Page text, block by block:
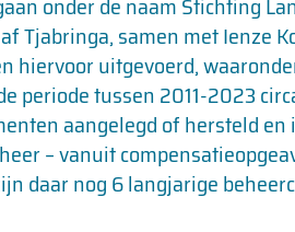
Tjabringa, samen met Ienze
hiervoor uitgevoerd,
periode tussen 2011-2023
aangelegd of hersteld
– vanuit
daar nog 6 langjarige